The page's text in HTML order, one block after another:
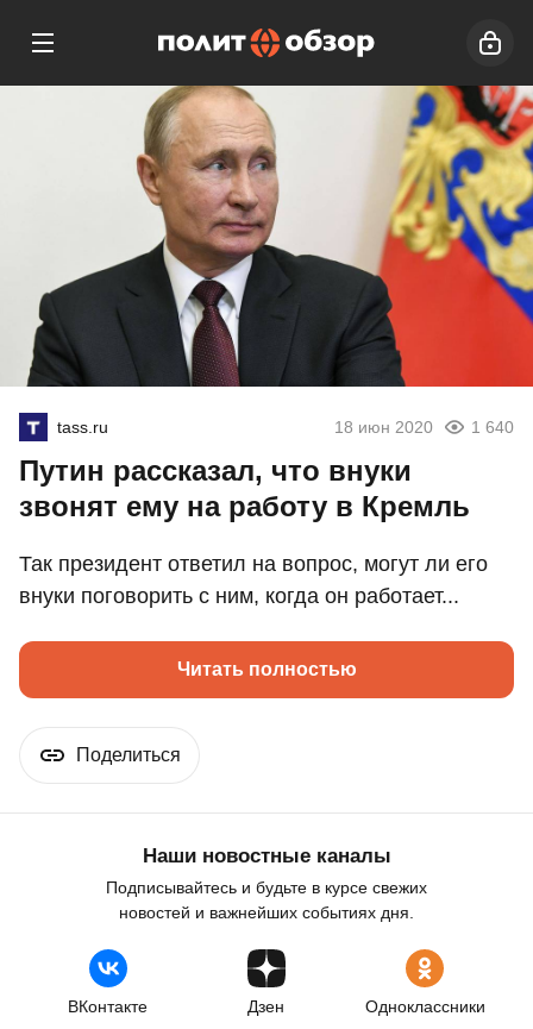
tass.ru 18 июн 2020 1 640
Путин рассказал, что внуки
звонят ему на работу в Кремль
Так президент ответил на вопрос, могут ли его
внуки поговорить с ним, когда он работает...
Читать полностью
Поделиться
Наши новостные каналы
Подписывайтесь и будьте в курсе свежих
новостей и важнейших событиях дня.
ВКонтакте Дзен Одноклассники